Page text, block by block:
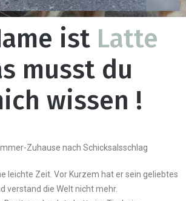
ist Latte
musst du
wissen !
Zuhause nach Schicksalsschlag
leichte Zeit. Vor Kurzem hat er sein geliebtes
verstand die Welt nicht mehr.